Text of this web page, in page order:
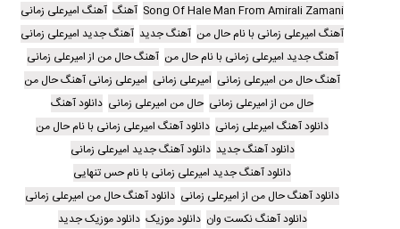
Song Of Hale Man From Amirali Zamani آهنگ آهنگ امیرعلی زمانی
آهنگ امیرعلی زمانی با نام حال من آهنگ جدید آهنگ جدید امیرعلی زمانی
آهنگ جدید امیرعلی زمانی با نام حال من آهنگ حال من از امیرعلی زمانی
آهنگ حال من امیرعلی زمانی امیرعلی زمانی امیرعلی زمانی آهنگ حال من
حال من از امیرعلی زمانی حال من امیرعلی زمانی دانلود آهنگ
دانلود آهنگ امیرعلی زمانی دانلود آهنگ امیرعلی زمانی با نام حال من
دانلود آهنگ جدید دانلود آهنگ جدید امیرعلی زمانی
دانلود آهنگ جدید امیرعلی زمانی با نام حس تنهایی
دانلود آهنگ حال من از امیرعلی زمانی دانلود آهنگ حال من امیرعلی زمانی
دانلود آهنگ نکست وان دانلود موزیک دانلود موزیک جدید